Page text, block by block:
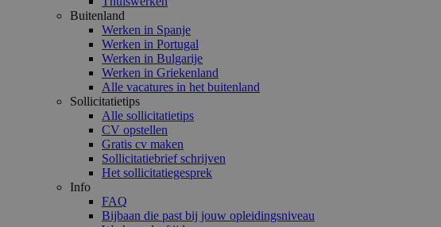
Buitenland
Werken in Spanje
Werken in Portugal
Werken in Bulgarije
Werken in Griekenland
Alle vacatures in het buitenland
Sollicitatietips
Alle sollicitatietips
CV opstellen
Gratis cv maken
Sollicitatiebrief schrijven
Het sollicitatiegesprek
Info
FAQ
Bijbaan die past bij jouw opleidingsniveau